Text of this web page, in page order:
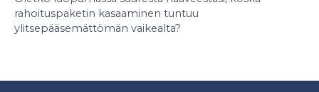
rahoituspaketin kasaaminen tuntuu
ylitsepääsemättömän vaikealta?